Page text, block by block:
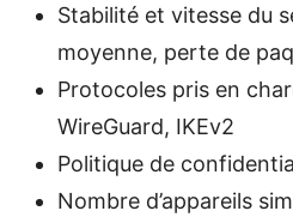
Stabilité et vitesse du
moyenne, perte de
Protocoles pris en
WireGuard, IKEv2
Politique de
Nombre d’appareils